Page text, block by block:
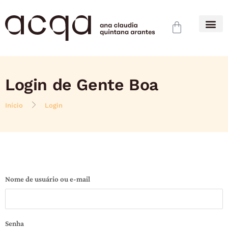
Login de Gente Boa
Início Login
Nome de usuário ou e-mail
Senha